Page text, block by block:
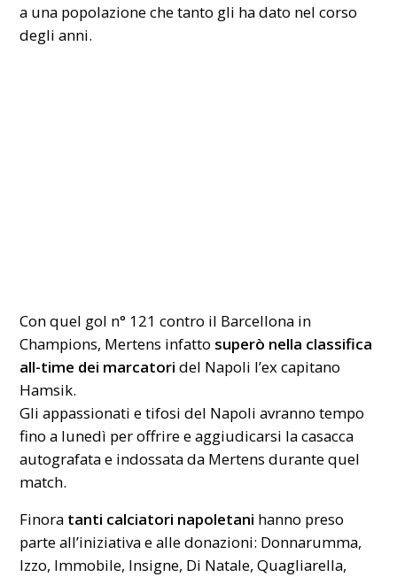
a una popolazione che tanto gli ha dato nel corso
degli anni.
Con quel gol n° 121 contro il Barcellona in
Champions, Mertens infatto superò nella classifica
all-time dei marcatori del Napoli l’ex capitano
Hamsik.
Gli appassionati e tifosi del Napoli avranno tempo
fino a lunedì per offrire e aggiudicarsi la casacca
autografata e indossata da Mertens durante quel
match.
Finora tanti calciatori napoletani hanno preso
parte all’iniziativa e alle donazioni: Donnarumma,
Izzo, Immobile, Insigne, Di Natale, Quagliarella,